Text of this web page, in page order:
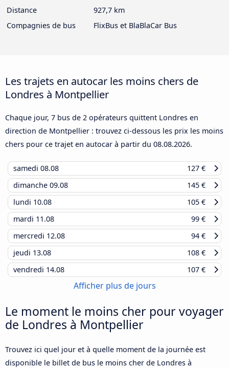
Distance
927,7 km
Compagnies de bus
FlixBus et BlaBlaCar Bus
Les trajets en autocar les moins chers de
Londres à Montpellier
Chaque jour, 7 bus de 2 opérateurs quittent Londres en
direction de Montpellier : trouvez ci-dessous les prix les moins
chers pour ce trajet en autocar à partir du 08.08.2026.
samedi 08.08
127 €
dimanche 09.08
145 €
lundi 10.08
105 €
mardi 11.08
99 €
mercredi 12.08
94 €
jeudi 13.08
108 €
vendredi 14.08 107 €
Afficher plus de jours
Le moment le moins cher pour voyager
de Londres à Montpellier
Trouvez ici quel jour et à quelle moment de la journée est
disponible le billet de bus le moins cher de Londres à